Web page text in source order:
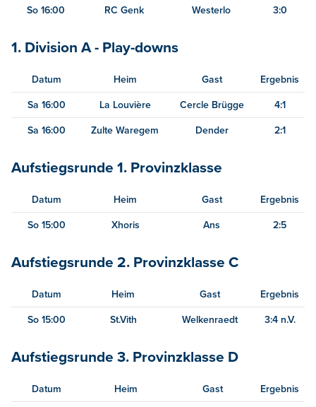
So 16:00 RC Genk Westerlo 3:0
1. Division A - Play-downs
Datum Heim Gast Ergebnis
Sa 16:00 La Louvière Cercle Brügge 4:1
Sa 16:00 Zulte Waregem Dender 2:1
Aufstiegsrunde 1. Provinzklasse
Datum Heim Gast Ergebnis
So 15:00 Xhoris Ans 2:5
Aufstiegsrunde 2. Provinzklasse C
Datum Heim Gast Ergebnis
So 15:00 St.Vith Welkenraedt 3:4 n.V.
Aufstiegsrunde 3. Provinzklasse D
Datum Heim Gast Ergebnis